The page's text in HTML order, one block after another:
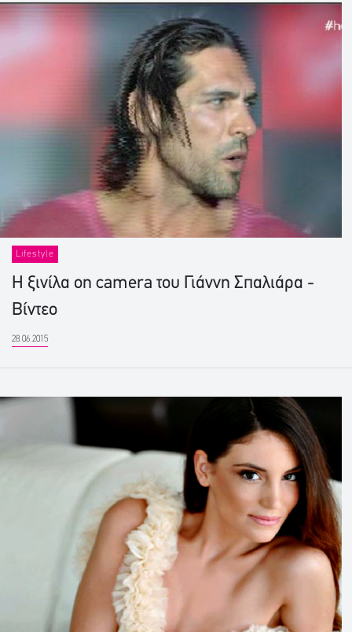
Lifestyle
Η ξινίλα on camera του Γιάννη Σπαλιάρα -
Βίντεο
28.06.2015